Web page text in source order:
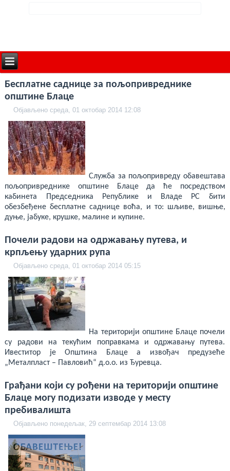
bonusu
siteler
deneme
deneme
bonusu
veren
siteler
2024
deneme
bonusu
veren
bahis
siteleri
bonus
veren
bahis
siteleri
bonusu
yeni
siteler
deneme
bonusu
veren
casino
siteleri
Yeni
Bonus
Veren
Siteler
Бесплатне саднице за пољопривреднике
општине Блаце
Објављено среда, 01 октобар 2014 12:08
Служба за пољопривреду обавештава
пољопривреднике општине Блаце да ће посредством
кабинета Председника Републике и Владе РС бити
обезбеђене бесплатне саднице воћа, и то: шљиве, вишње,
дуње, јабуке, крушке, малине и купине.
Почели радови на одржавању путева, и
крпљењу ударних рупа
Објављено среда, 01 октобар 2014 05:15
На територији општине Блаце почели
су радови на текућим поправкама и одржавању путева.
Ивеститор је Општина Блаце а извођач предузеће
„Металпласт – Павловић“ д.о.о. из Ђуревца.
Грађани који су рођени на територији општине
Блаце могу подизати изводе у месту
пребивалишта
Објављено понедељак, 29 септембар 2014 13:08